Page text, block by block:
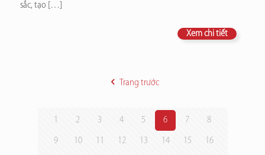
sắc, tạo […]
Xem chi tiết
Trang trước
1 2 3 4 5 6 7 8
9 10 11 12 13 14 15 16